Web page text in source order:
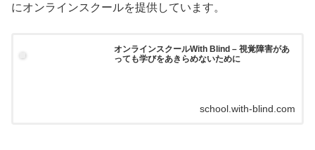
にオンラインスクールを提供しています。
オンラインスクールWith Blind – 視覚障害があ
っても学びをあきらめないために
school.with-blind.com